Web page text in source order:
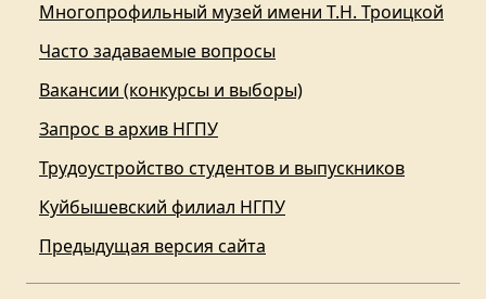
Многопрофильный музей имени Т.Н. Троицкой
Часто задаваемые вопросы
Вакансии (конкурсы и выборы)
Запрос в архив НГПУ
Трудоустройство студентов и выпускников
Куйбышевский филиал НГПУ
Предыдущая версия сайта